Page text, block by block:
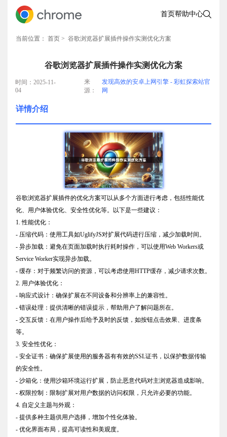
首页帮助中心
当前位置： 首页 > 谷歌浏览器扩展插件操作实测优化方案
谷歌浏览器扩展插件操作实测优化方案
时间：2025-11-
04
来
源：
发现高效的安卓上网引擎 - 彩虹探索站官
网
详情介绍
谷歌浏览器扩展插件的优化方案可以从多个方面进行考虑，包括性能优
化、用户体验优化、安全性优化等。以下是一些建议：
1. 性能优化：
- 压缩代码：使用工具如UglifyJS对扩展代码进行压缩，减少加载时间。
- 异步加载：避免在页面加载时执行耗时操作，可以使用Web Workers或
Service Worker实现异步加载。
- 缓存：对于频繁访问的资源，可以考虑使用HTTP缓存，减少请求次数。
2. 用户体验优化：
- 响应式设计：确保扩展在不同设备和分辨率上的兼容性。
- 错误处理：提供清晰的错误提示，帮助用户了解问题所在。
- 交互反馈：在用户操作后给予及时的反馈，如按钮点击效果、进度条
等。
3. 安全性优化：
- 安全证书：确保扩展使用的服务器有有效的SSL证书，以保护数据传输
的安全性。
- 沙箱化：使用沙箱环境运行扩展，防止恶意代码对主浏览器造成影响。
- 权限控制：限制扩展对用户数据的访问权限，只允许必要的功能。
4. 自定义主题与外观：
- 提供多种主题供用户选择，增加个性化体验。
- 优化界面布局，提高可读性和美观度。